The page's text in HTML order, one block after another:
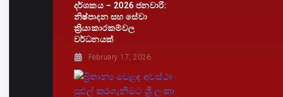
දර්ශකය – 2026 ජනවාරි:
නිෂ්පාදන සහ සේවා
ක්‍රියාකාරකම්වල
වර්ධනයක්
February 17, 2026